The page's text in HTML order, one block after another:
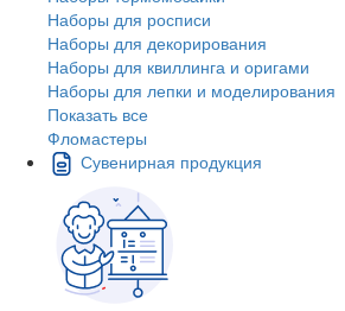
Наборы для росписи
Наборы для декорирования
Наборы для квиллинга и оригами
Наборы для лепки и моделирования
Показать все
Фломастеры
Сувенирная продукция